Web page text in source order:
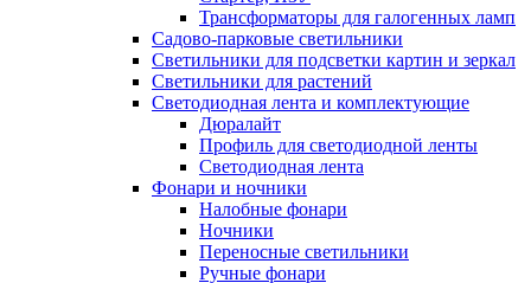
Трансформаторы для галогенных ламп
Садово-парковые светильники
Светильники для подсветки картин и зеркал
Светильники для растений
Светодиодная лента и комплектующие
Дюралайт
Профиль для светодиодной ленты
Светодиодная лента
Фонари и ночники
Налобные фонари
Ночники
Переносные светильники
Ручные фонари